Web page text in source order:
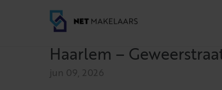
Haarlem –
jun 09, 2026